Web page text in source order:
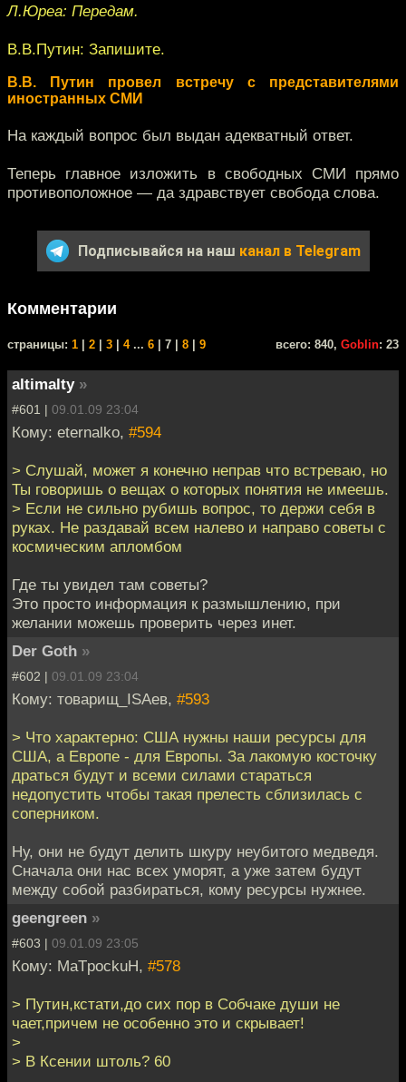
Л.Юреа: Передам.
В.В.Путин: Запишите.
В.В. Путин провел встречу с представителями
иностранных СМИ
На каждый вопрос был выдан адекватный ответ.
Теперь главное изложить в свободных СМИ прямо
противоположное — да здравствует свобода слова.
Подписывайся на наш канал в Telegram
Комментарии
cтраницы: 1 2 3 4... 6 | 7 | 8 9 всего: 840, Goblin: 23
altimalty »
#601 | 09.01.09 23:04
Кому: eternalko, #594
> Слушай, может я конечно неправ что встреваю, но
Ты говоришь о вещах о которых понятия не имеешь.
> Если не сильно рубишь вопрос, то держи себя в
руках. Не раздавай всем налево и направо советы с
космическим апломбом
Где ты увидел там советы?
Это просто информация к размышлению, при
желании можешь проверить через инет.
Der Goth »
#602 | 09.01.09 23:04
Кому: товарищ_ISAев, #593
> Что характерно: США нужны наши ресурсы для
США, а Европе - для Европы. За лакомую косточку
драться будут и всеми силами стараться
недопустить чтобы такая прелесть сблизилась с
соперником.
Ну, они не будут делить шкуру неубитого медведя.
Сначала они нас всех уморят, а уже затем будут
между собой разбираться, кому ресурсы нужнее.
geengreen »
#603 | 09.01.09 23:05
Кому: MaTpockuH, #578
> Путин,кстати,до сих пор в Собчаке души не
чает,причем не особенно это и скрывает!
>
> В Ксении штоль? 60